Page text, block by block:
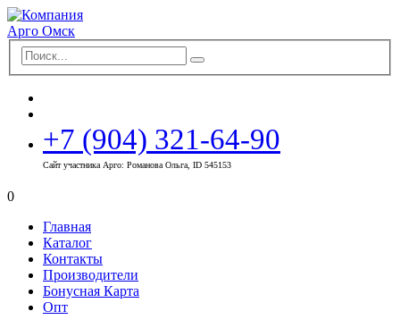
+7 (904) 321-64-90
Сайт участника Арго: Романова Ольга, ID 545153
0
Главная
Каталог
Контакты
Производители
Бонусная Карта
Опт